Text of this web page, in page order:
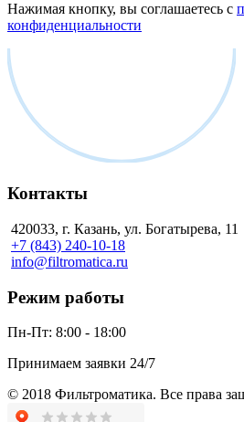
Нажимая кнопку, вы соглашаетесь с
конфиденциальности
Контакты
420033, г. Казань, ул. Богатырева, 11
+7 (843) 240-10-18
info@filtromatica.ru
Режим работы
Пн-Пт: 8:00 - 18:00
Принимаем заявки 24/7
© 2018 Фильтроматика. Все права